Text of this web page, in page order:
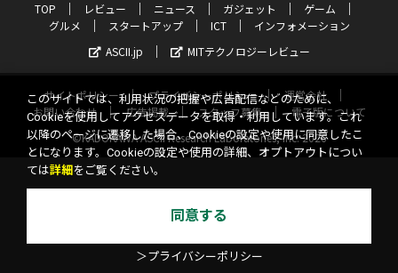
TOP レビュー ニュース ガジェット
ゲーム
グルメ
スタートアップ ICT
インフォメーション
ASCII.jp
MITテクノロジーレビュー
サイトポリシー プライバシーポリシー
運営会社
お問い合わせ
広告掲載 スタッフ募集
電子版について
©KADOKAWA ASCII Research Laboratories, Inc. 2026
このサイトでは、利用状況の把握や広告配信などのために、
Cookieを使用してアクセスデータを取得・利用しています。これ
以降のページに遷移した場合、Cookieの設定や使用に同意したこ
とになります。Cookieの設定や使用の詳細、オプトアウトについ
ては詳細 をご覧ください。
同意する
＞プライバシーポリシー